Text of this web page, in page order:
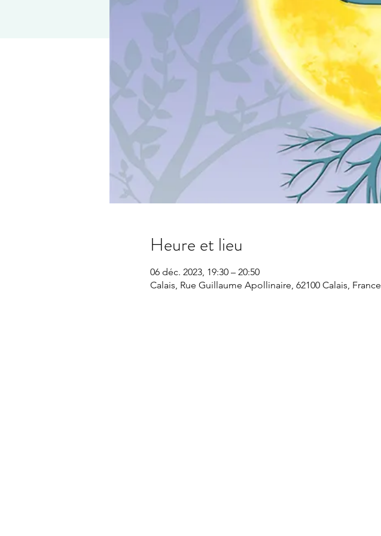
Heure et lieu
06 déc. 2023, 19:30 – 20:50
Calais, Rue Guillaume Apollinaire, 62100 Calais, France